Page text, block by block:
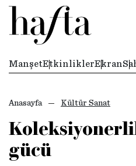
ManşetEtkinliklerEkran
Anasayfa Kültür Sanat
gücü